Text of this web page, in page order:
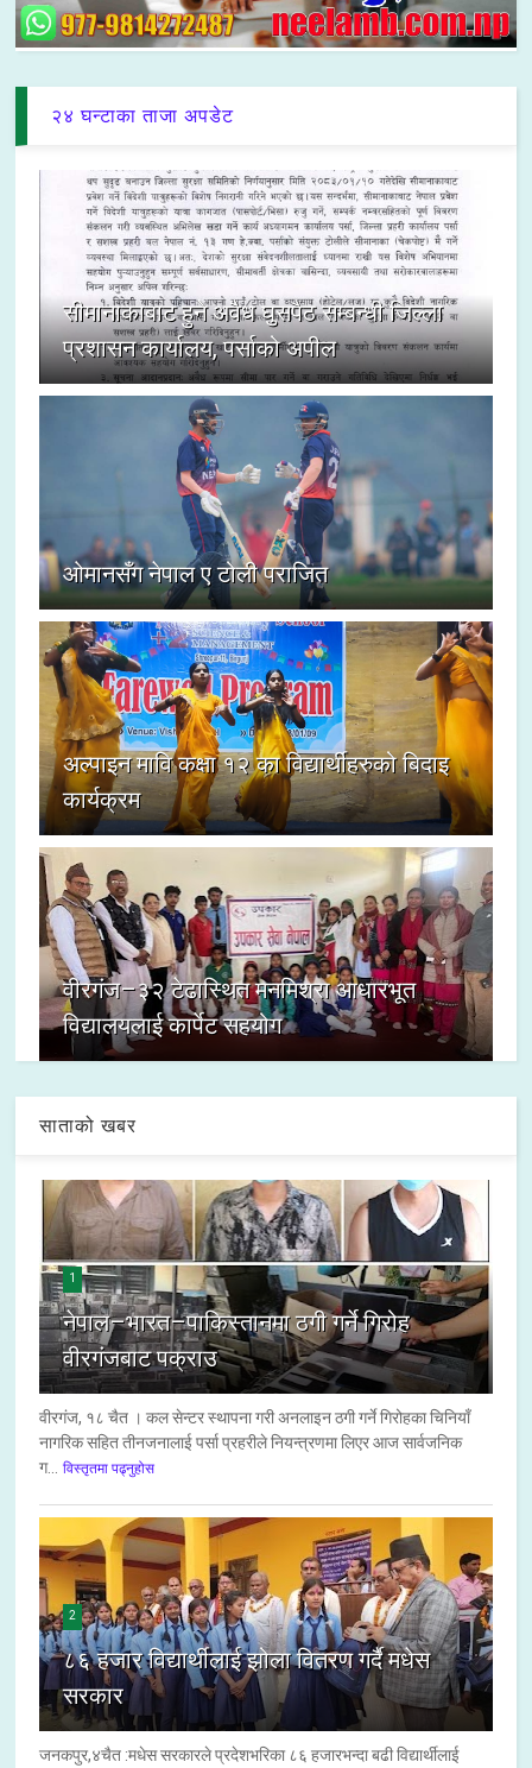
२४ घन्टाका ताजा अपडेट
सीमानाकाबाट हुने अवैध घुसपैठ सम्बन्धी जिल्ला
प्रशासन कार्यालय, पर्साको अपील
ओमानसँग नेपाल ए टोली पराजित
अल्पाइन मावि कक्षा १२ का विद्यार्थीहरुको बिदाइ
कार्यक्रम
वीरगंज–३२ टेढास्थित मनमिश्रा आधारभूत
विद्यालयलाई कार्पेट सहयोग
साताको खबर
1
नेपाल–भारत–पाकिस्तानमा ठगी गर्ने गिरोह
वीरगंजबाट पक्राउ
वीरगंज, १८ चैत । कल सेन्टर स्थापना गरी अनलाइन ठगी गर्ने गिरोहका चिनियाँ
नागरिक सहित तीनजनालाई पर्सा प्रहरीले नियन्त्रणमा लिएर आज सार्वजनिक
ग...
विस्तृतमा पढ्नुहोस
2
८६ हजार विद्यार्थीलाई झोला वितरण गर्दै मधेस
सरकार
जनकपुर,४चैत :मधेस सरकारले प्रदेशभरिका ८६ हजारभन्दा बढी विद्यार्थीलाई